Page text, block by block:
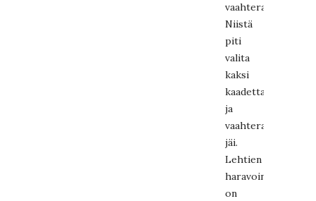
vaahtera.
Niistä
piti
valita
kaksi
kaadettavaksi
ja
vaahtera
jäi.
Lehtien
haravointi
on